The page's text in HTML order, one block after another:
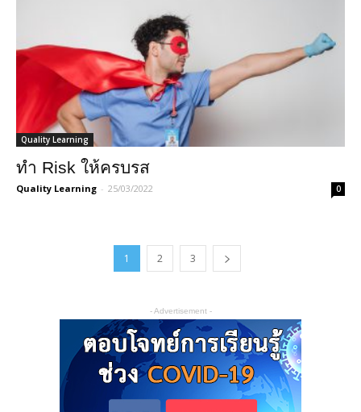
Quality Learning
ทำ Risk ให้ครบรส
Quality Learning - 25/03/2022 0
1 2 3
- Advertisement -